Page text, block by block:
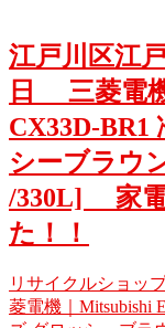
江戸川区江
日 三菱電
CX33D-BR1
シーブラウ
/330L] 家電
た！！
リサイクルショッ
菱電機｜Mitsubishi